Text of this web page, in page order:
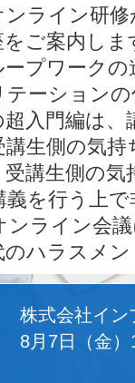
ンライン研
をご案内し
プワーク
ーション
超入門編は
生側の気
講生側の
義を行う上
ンライン会
のハラスメ
式会社イン
7日（金）